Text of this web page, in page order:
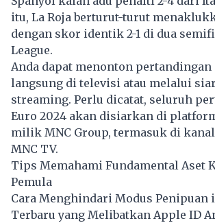
itu, La Roja berturut-turut
dengan skor identik 2-1 di dua
League.
Anda dapat menonton
langsung di televisi atau melalui
streaming. Perlu dicatat, seluruh
Euro 2024 akan disiarkan di
milik MNC Group, termasuk di kanal
MNC TV.
Tips Memahami Fundamental Aset
Pemula
Cara Menghindari Modus Penipuan
Terbaru yang Melibatkan Apple ID